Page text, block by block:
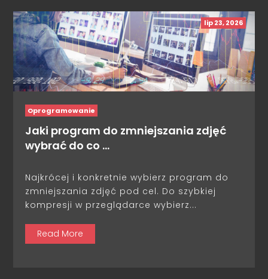
lip 23, 2026
Oprogramowanie
Jaki program do zmniejszania zdjęć
wybrać do co …
Najkrócej i konkretnie wybierz program do
zmniejszania zdjęć pod cel. Do szybkiej
kompresji w przeglądarce wybierz...
Read More